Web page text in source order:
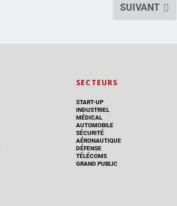
SUIVANT
SECTEURS
START-UP
INDUSTRIEL
MÉDICAL
AUTOMOBILE
SÉCURITÉ
AÉRONAUTIQUE
DÉFENSE
TÉLÉCOMS
GRAND PUBLIC